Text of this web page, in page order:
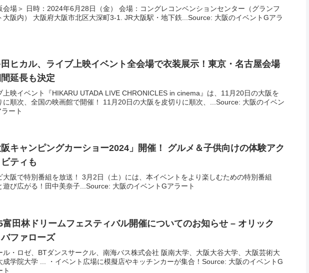
会場＞ 日時：2024年6月28日（金） 会場：コングレコンベンションセンター（グランフ
大阪内） 大阪府大阪市北区大深町3-1. JR大阪駅・地下鉄...Source: 大阪のイベントGアラ
ヒカル、ライブ上映イベント全会場で衣装展示！東京・名古屋会場
延長も決定
上映イベント『HIKARU UTADA LIVE CHRONICLES in cinema』は、11月20日の大阪を
に順次、全国の映画館で開催！ 11月20日の大阪を皮切りに順次、...Source: 大阪のイベン
ラート
キャンピングカーショー2024」開催！ グルメ＆子供向けの体験アク
ティも
大阪で特別番組を放送！ 3月2日（土）には、本イベントをより楽しむための特別番組
遊び広がる！田中美奈子...Source: 大阪のイベントGアラート
富田林ドリームフェスティバル開催についてのお知らせ – オリック
ファローズ
ル・ロゼ、BTダンスサークル、南海バス株式会社 阪南大学、大阪大谷大学、大阪芸術大
成学院大学 ... ・イベント広場に模擬店やキッチンカーが集合！Source: 大阪のイベントG
ト